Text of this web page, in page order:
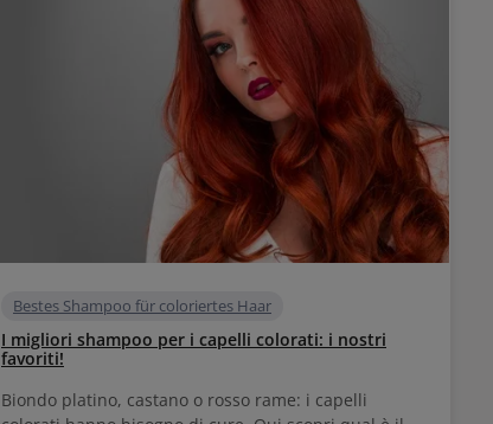
Bestes Shampoo für coloriertes Haar
I migliori shampoo per i capelli colorati: i nostri
favoriti!
Biondo platino, castano o rosso rame: i capelli